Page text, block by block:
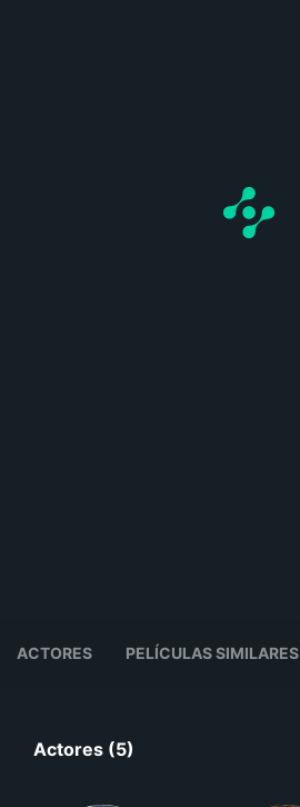
ACTORES PELÍCULAS SIMILARES
Actores (5)